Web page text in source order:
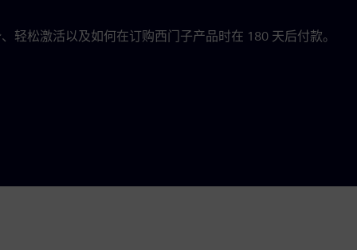
轻松激活以及如何在订购西门子产品时在 180 天后付款。